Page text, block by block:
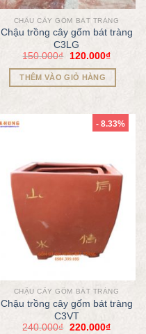
CHẬU CÂY GỐM BÁT TRÀNG
Chậu trồng cây gốm bát tràng
C3LG
150.000₫ 120.000₫
THÊM VÀO GIỎ HÀNG
- 8.33%
CHẬU CÂY GỐM BÁT TRÀNG
Chậu trồng cây gốm bát tràng
C3VT
240.000₫ 220.000₫